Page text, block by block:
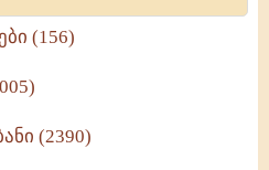
(156)
(2390)